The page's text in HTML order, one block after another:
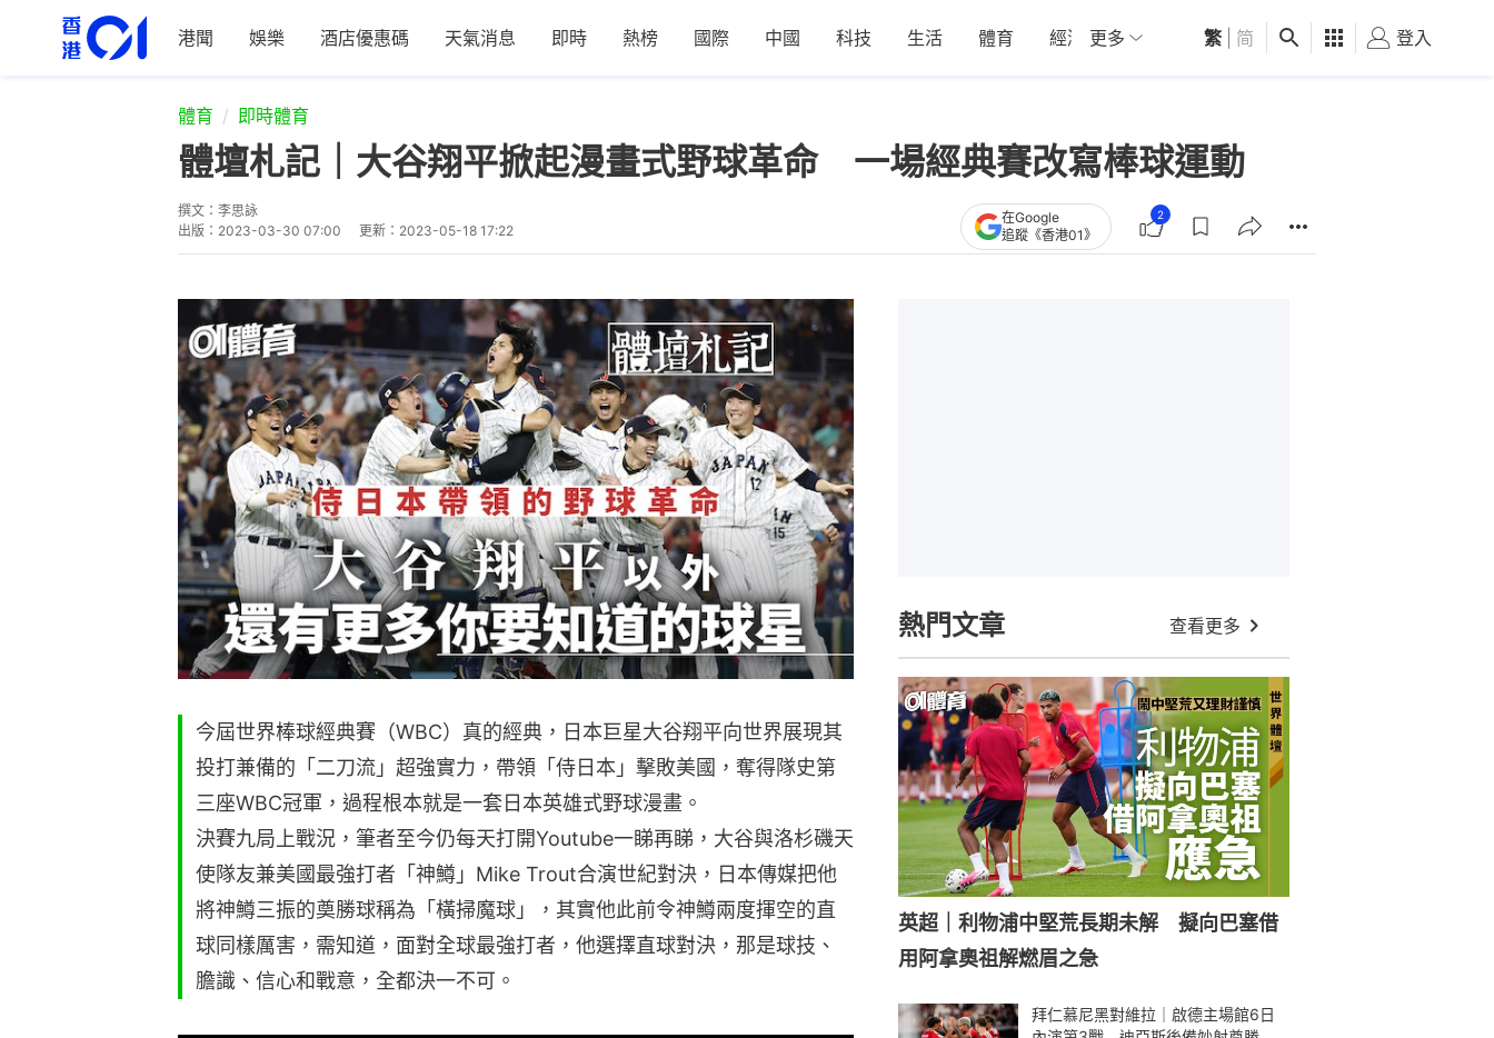
港聞 娛樂 酒店優惠碼 天氣消息 即時 熱榜 國際 中國 科技 生活 體育 經濟 01深圳 觀點 健康 好食玩飛
更多 繁 简 登入
體育 即時體育
體壇札記｜大谷翔平掀起漫畫式野球革命 一場經典賽改寫棒球運動
撰文： 李思詠
出版： 2023-03-30 07:00 更新： 2023-05-18 17:22
在Google
追蹤《香港01》
2
今屆世界棒球經典賽（WBC）真的經典，日本巨星大谷翔平向世界展現其
投打兼備的「二刀流」超強實力，帶領「侍日本」擊敗美國，奪得隊史第
三座WBC冠軍，過程根本就是一套日本英雄式野球漫畫。
決賽九局上戰況，筆者至今仍每天打開Youtube一睇再睇，大谷與洛杉磯天
使隊友兼美國最強打者「神鱒」Mike Trout合演世紀對決，日本傳媒把他
將神鱒三振的奠勝球稱為「橫掃魔球」，其實他此前令神鱒兩度揮空的直
球同樣厲害，需知道，面對全球最強打者，他選擇直球對決，那是球技、
膽識、信心和戰意，全都決一不可。
熱門文章 查看更多
英超｜利物浦中堅荒長期未解 擬向巴塞借
用阿拿奧祖解燃眉之急
拜仁慕尼黑對維拉｜啟德主場館6日